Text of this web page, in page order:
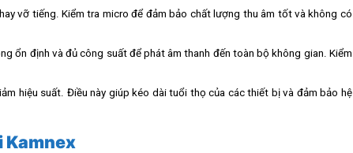
vỡ tiếng. Kiểm tra micro để đảm bảo chất lượng thu âm tốt và không có
ổn định và đủ công suất để phát âm thanh đến toàn bộ không gian. Kiểm
hiệu suất. Điều này giúp kéo dài tuổi thọ của các thiết bị và đảm bảo hệ
Kamnex